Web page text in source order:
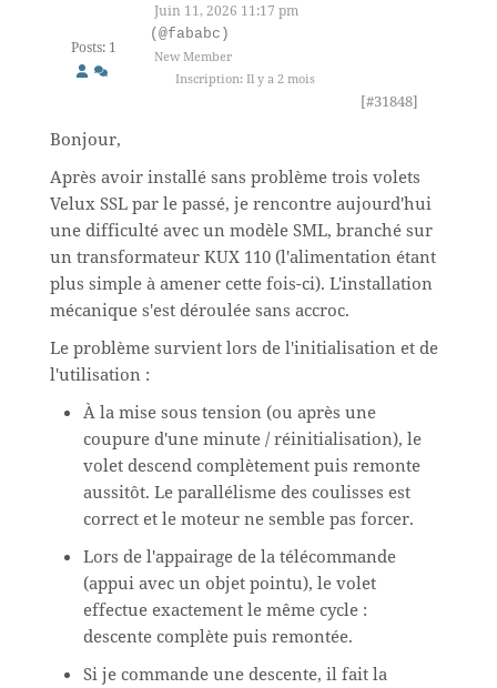
Posts: 1
Juin 11, 2026 11:17 pm
(@fababc)
New Member
Inscription: Il y a 2 mois
[#31848]
Bonjour,
Après avoir installé sans problème trois volets
Velux SSL par le passé, je rencontre aujourd'hui
une difficulté avec un modèle SML, branché sur
un transformateur KUX 110 (l'alimentation étant
plus simple à amener cette fois-ci). L'installation
mécanique s'est déroulée sans accroc.
Le problème survient lors de l'initialisation et de
l'utilisation :
À la mise sous tension (ou après une
coupure d'une minute / réinitialisation), le
volet descend complètement puis remonte
aussitôt. Le parallélisme des coulisses est
correct et le moteur ne semble pas forcer.
Lors de l'appairage de la télécommande
(appui avec un objet pointu), le volet
effectue exactement le même cycle :
descente complète puis remontée.
Si je commande une descente, il fait la